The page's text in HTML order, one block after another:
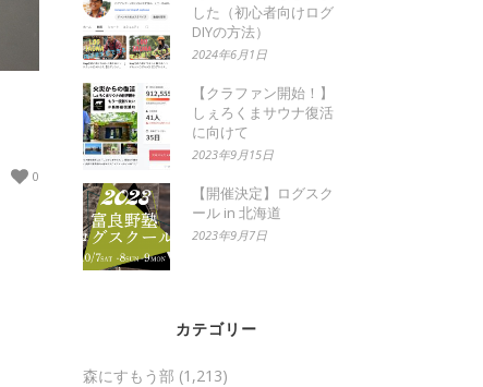
0
した（初心者向けログ
DIYの方法）
2024年6月1日
【クラファン開始！】
しぇろくまサウナ復活
に向けて
2023年9月15日
【開催決定】ログスク
ール in 北海道
2023年9月7日
カテゴリー
森にすもう部 (1,213)